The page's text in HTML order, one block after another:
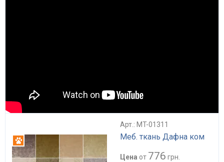
Арт.: MT-01311
Меб. ткань Дафна ком
Антикоготь
Цена от 776 грн.